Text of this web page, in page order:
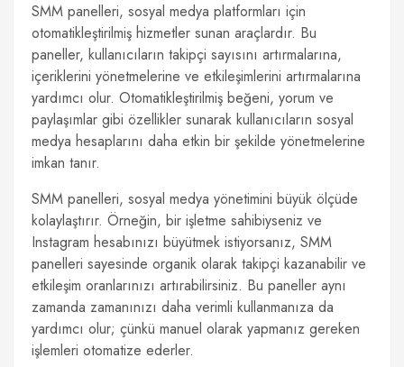
SMM panelleri, sosyal medya platformları için
otomatikleştirilmiş hizmetler sunan araçlardır. Bu
paneller, kullanıcıların takipçi sayısını artırmalarına,
içeriklerini yönetmelerine ve etkileşimlerini artırmalarına
yardımcı olur. Otomatikleştirilmiş beğeni, yorum ve
paylaşımlar gibi özellikler sunarak kullanıcıların sosyal
medya hesaplarını daha etkin bir şekilde yönetmelerine
imkan tanır.
SMM panelleri, sosyal medya yönetimini büyük ölçüde
kolaylaştırır. Örneğin, bir işletme sahibiyseniz ve
Instagram hesabınızı büyütmek istiyorsanız, SMM
panelleri sayesinde organik olarak takipçi kazanabilir ve
etkileşim oranlarınızı artırabilirsiniz. Bu paneller aynı
zamanda zamanınızı daha verimli kullanmanıza da
yardımcı olur; çünkü manuel olarak yapmanız gereken
işlemleri otomatize ederler.